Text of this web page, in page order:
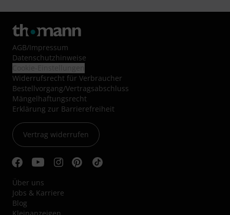
AGB/Impressum
Datenschutzhinweise
Widerrufsrecht für Verbraucher
Bestellvorgang/Vertragsabschluss
Mängelhaftungsrecht
Erklärung zur Barrierefreiheit
Vertrag widerrufen
Über uns
Jobs & Karriere
Blog